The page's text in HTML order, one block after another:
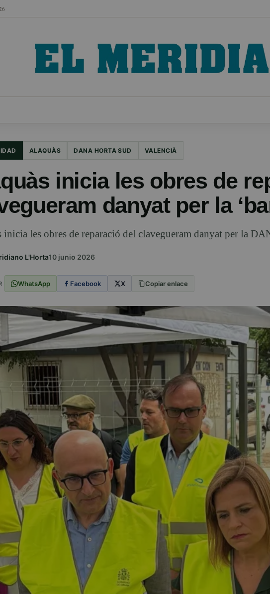
ALAQUÀS DANA HORTA SUD VALENCIÀ
inicia les obres de
danyat per la
inicia les obres de reparació del clavegueram danyat per la
L'Horta10 junio 2026
WhatsApp Facebook X Copiar enlace